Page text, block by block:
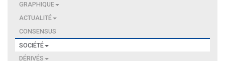
GRAPHIQUE
ACTUALITÉ
CONSENSUS
SOCIÉTÉ
DÉRIVÉS